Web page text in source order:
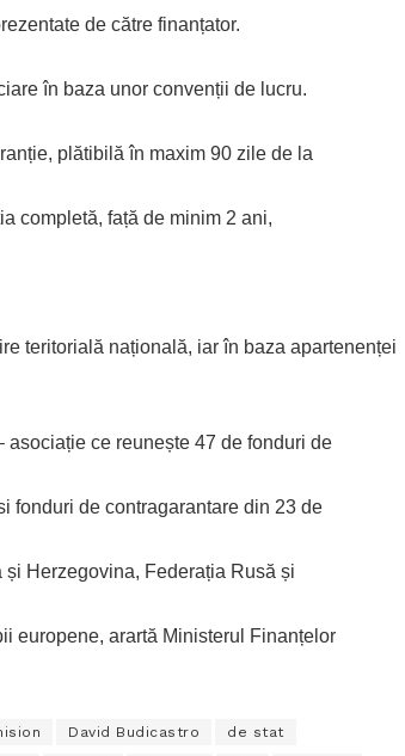
de către finanțator.
în baza unor convenții de lucru.
plătibilă în maxim 90 zile de la
completă, față de minim 2 ani,
teritorială națională, iar în baza apartenenței
ce reunește 47 de fonduri de
fonduri de contragarantare din 23 de
Herzegovina, Federația Rusă și
europene, arartă Ministerul Finanțelor
David Budicastro de stat